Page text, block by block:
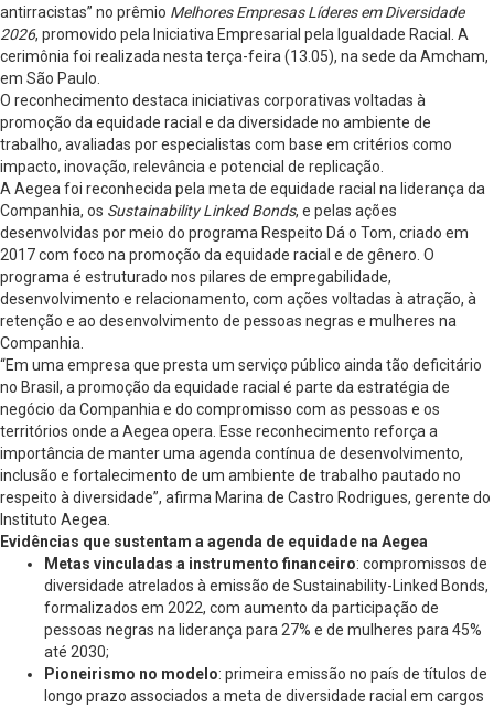
antirracistas” no prêmio Melhores Empresas Líderes em Diversidade
2026, promovido pela Iniciativa Empresarial pela Igualdade Racial. A
cerimônia foi realizada nesta terça-feira (13.05), na sede da Amcham,
em São Paulo.
O reconhecimento destaca iniciativas corporativas voltadas à
promoção da equidade racial e da diversidade no ambiente de
trabalho, avaliadas por especialistas com base em critérios como
impacto, inovação, relevância e potencial de replicação.
A Aegea foi reconhecida pela meta de equidade racial na liderança da
Companhia, os Sustainability Linked Bonds, e pelas ações
desenvolvidas por meio do programa Respeito Dá o Tom, criado em
2017 com foco na promoção da equidade racial e de gênero. O
programa é estruturado nos pilares de empregabilidade,
desenvolvimento e relacionamento, com ações voltadas à atração, à
retenção e ao desenvolvimento de pessoas negras e mulheres na
Companhia.
“Em uma empresa que presta um serviço público ainda tão deficitário
no Brasil, a promoção da equidade racial é parte da estratégia de
negócio da Companhia e do compromisso com as pessoas e os
territórios onde a Aegea opera. Esse reconhecimento reforça a
importância de manter uma agenda contínua de desenvolvimento,
inclusão e fortalecimento de um ambiente de trabalho pautado no
respeito à diversidade”, afirma Marina de Castro Rodrigues, gerente do
Instituto Aegea.
Evidências que sustentam a agenda de equidade na Aegea
Metas vinculadas a instrumento financeiro: compromissos de
diversidade atrelados à emissão de Sustainability-Linked Bonds,
formalizados em 2022, com aumento da participação de
pessoas negras na liderança para 27% e de mulheres para 45%
até 2030;
Pioneirismo no modelo: primeira emissão no país de títulos de
longo prazo associados a meta de diversidade racial em cargos